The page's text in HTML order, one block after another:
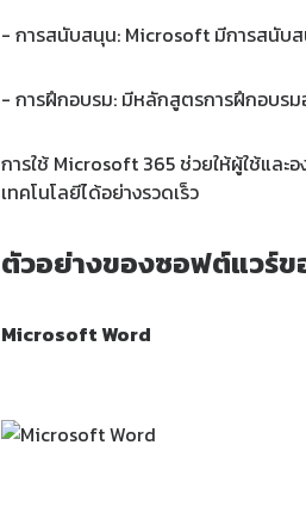
- การสนับสนุน: Microsoft มีการสนับส
- การฝึกอบรม: มีหลักสูตรการฝึกอบรม
การใช้ Microsoft 365 ช่วยให้ผู้ใช้และ
เทคโนโลยีได้อย่างรวดเร็ว
ตัวอย่างของซอฟต์แวร์ข
Microsoft Word